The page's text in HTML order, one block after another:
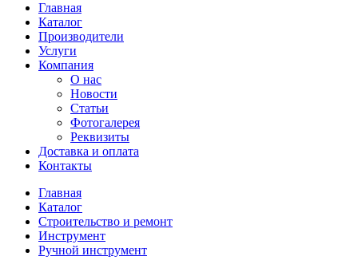
Главная
Каталог
Производители
Услуги
Компания
О нас
Новости
Статьи
Фотогалерея
Реквизиты
Доставка и оплата
Контакты
Главная
Каталог
Строительство и ремонт
Инструмент
Ручной инструмент